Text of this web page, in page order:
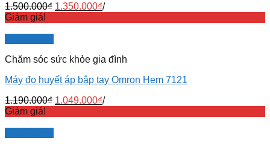
1.500.000₫ 1.350.000₫/
Giảm giá!
Chăm sóc sức khỏe gia đình
Máy đo huyết áp bắp tay Omron Hem 7121
1.190.000₫ 1.049.000₫/
Giảm giá!